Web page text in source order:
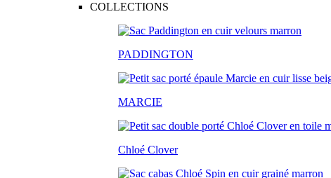
COLLECTIONS
PADDINGTON
MARCIE
Chloé Clover